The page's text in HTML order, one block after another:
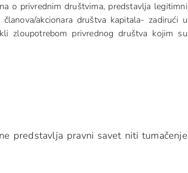
o privrednim društvima, predstavlja legitimni
akcionara društva kapitala- zadirući u
zloupotrebom privrednog društva kojim su
predstavlja pravni savet niti tumačenje